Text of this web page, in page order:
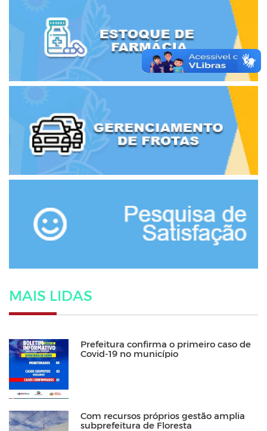
MAIS LIDAS
Prefeitura confirma o primeiro caso de
Covid-19 no município
Com recursos próprios gestão amplia
subprefeitura de Floresta